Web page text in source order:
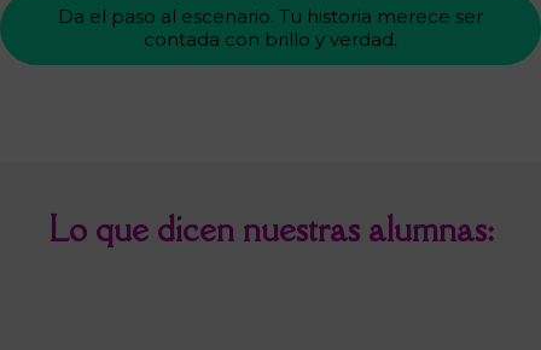
Da el paso al escenario. Tu historia merece ser
contada con brillo y verdad.
Lo que dicen nuestras alumnas: